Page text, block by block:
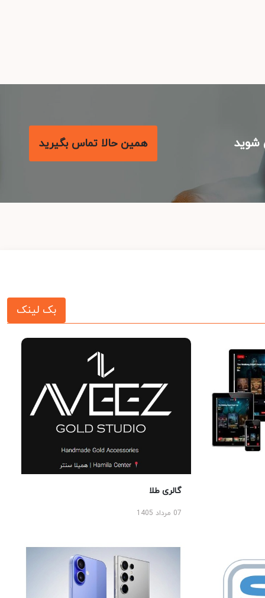
همین حالا تماس بگیرید
بک لینک
گالری طلا
07 مرداد 1405